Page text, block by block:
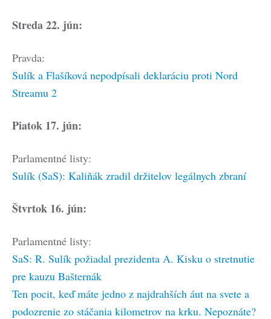
Streda 22. jún:
Pravda:
Sulík a Flašíková nepodpísali deklaráciu proti Nord
Streamu 2
Piatok 17. jún:
Parlamentné listy:
Sulík (SaS): Kaliňák zradil držitelov legálnych zbraní
Štvrtok 16. jún:
Parlamentné listy:
SaS: R. Sulík požiadal prezidenta A. Kisku o stretnutie
pre kauzu Bašternák
Ten pocit, keď máte jedno z najdrahších áut na svete a
podozrenie zo stáčania kilometrov na krku. Nepoznáte?